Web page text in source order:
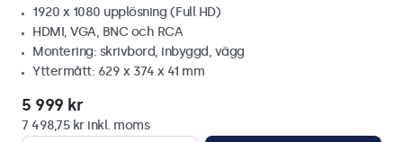
1920 x 1080 upplösning (Full HD)
HDMI, VGA, BNC och RCA
Montering: skrivbord, inbyggd, vägg
Yttermått: 629 x 374 x 41 mm
5 999 kr
7 498,75 kr inkl. moms